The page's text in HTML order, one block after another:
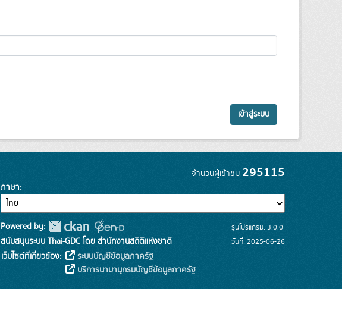
เข้าสู่ระบบ
จำนวนผู้เข้าชม 295115
ภาษา
Powered by:
สนับสนุนระบบ Thai-GDC โดย สำนักงานสถิติแห่งชาติ
เว็บไซต์ที่เกี่ยวข้อง:
ระบบบัญชีข้อมูลภาครัฐ
บริการนามานุกรมบัญชีข้อมูลภาครัฐ
รุ่นโปรแกรม: 3.0.0
วันที่: 2025-06-26